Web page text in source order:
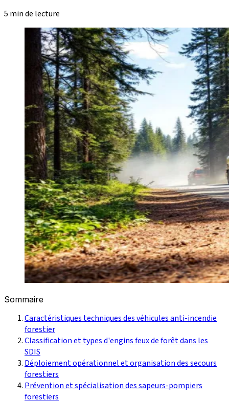
5 min de lecture
Sommaire
Caractéristiques techniques des véhicules anti-incendie
forestier
Classification et types d'engins feux de forêt dans les
SDIS
Déploiement opérationnel et organisation des secours
forestiers
Prévention et spécialisation des sapeurs-pompiers
forestiers